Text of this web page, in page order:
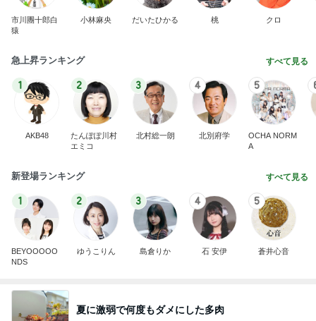
市川團十郎白
猿
小林麻央 だいたひかる 桃 クロ
急上昇ランキング すべて見る
1
AKB48
2
たんぽぽ川村
エミコ
3
北村総一朗
4
北別府学
5
OCHA NORM
A
新登場ランキング すべて見る
1
BEYOOOOO
NDS
2
ゆうこりん
3
島倉りか
4
石 安伊
5
蒼井心音
夏に激弱で何度もダメにした多肉